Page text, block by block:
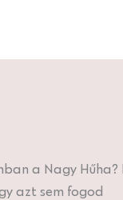
a Nagy Hűha?
azt sem fogod